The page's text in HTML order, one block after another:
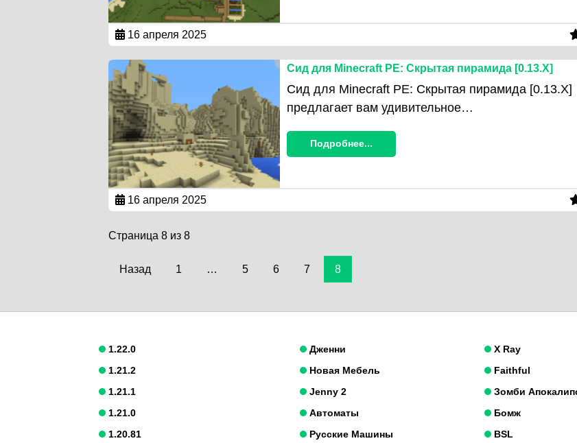
16 апреля 2025
Сид для Minecraft PE: Скрытая пирамида [0.13.X]
Сид для Minecraft PE: Скрытая пирамида [0.13.X]
предлагает вам удивительное…
Подробнее...
16 апреля 2025
Страница 8 из 8
Назад 1 … 5 6 7 8
1.22.0
1.21.2
1.21.1
1.21.0
1.20.81
Дженни
Новая Мебель
Jenny 2
Автоматы
Русские Машины
X Ray
Faithful
Зомби
Бомж
BSL